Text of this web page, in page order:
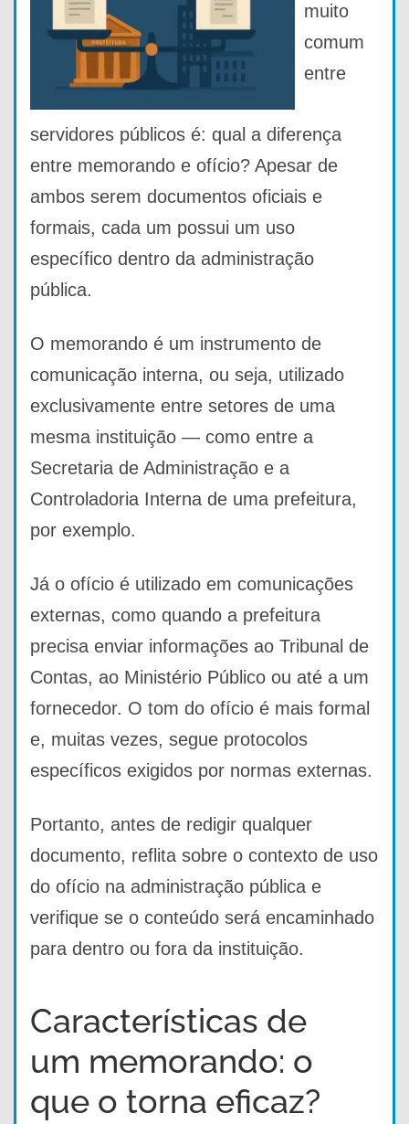
muito
comum
entre
servidores públicos é: qual a diferença
entre memorando e ofício? Apesar de
ambos serem documentos oficiais e
formais, cada um possui um uso
específico dentro da administração
pública.
O memorando é um instrumento de
comunicação interna, ou seja, utilizado
exclusivamente entre setores de uma
mesma instituição — como entre a
Secretaria de Administração e a
Controladoria Interna de uma prefeitura,
por exemplo.
Já o ofício é utilizado em comunicações
externas, como quando a prefeitura
precisa enviar informações ao Tribunal de
Contas, ao Ministério Público ou até a um
fornecedor. O tom do ofício é mais formal
e, muitas vezes, segue protocolos
específicos exigidos por normas externas.
Portanto, antes de redigir qualquer
documento, reflita sobre o contexto de uso
do ofício na administração pública e
verifique se o conteúdo será encaminhado
para dentro ou fora da instituição.
Características de
um memorando: o
que o torna eficaz?